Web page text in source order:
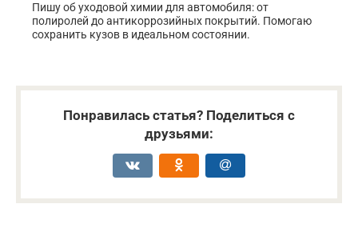
Пишу об уходовой химии для автомобиля: от
полиролей до антикоррозийных покрытий. Помогаю
сохранить кузов в идеальном состоянии.
Понравилась статья? Поделиться с
друзьями: